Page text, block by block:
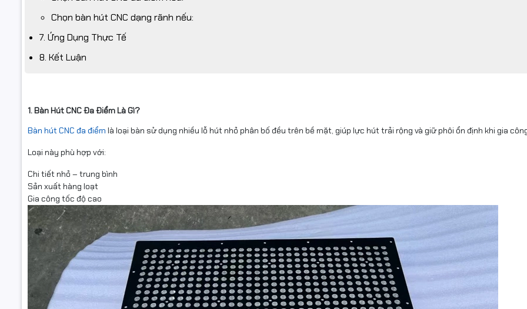
Chọn bàn hút CNC dạng rãnh nếu:
7. Ứng Dụng Thực Tế
8. Kết Luận
1. Bàn Hút CNC Đa Điểm Là Gì?
Bàn hút CNC đa điểm là loại bàn sử dụng nhiều lỗ hút nhỏ phân bố đều trên bề mặt, giúp lực hút trải rộng và giữ phôi ổn định khi gia
Loại này phù hợp với:
Chi tiết nhỏ – trung bình
Sản xuất hàng loạt
Gia công tốc độ cao